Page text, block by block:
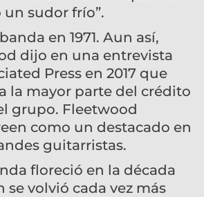
sudor frío”.
en 1971. Aun así,
dijo en una entrevista
Press en 2017 que
la mayor parte del crédito
grupo. Fleetwood
como un destacado en
guitarristas.
floreció en la década
se volvió cada vez más